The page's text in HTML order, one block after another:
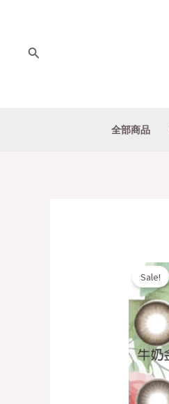
contentSearch
全部商品
Sale!